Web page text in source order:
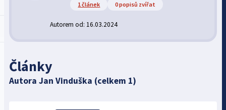
1 článek 0 popisů zvířat
Autorem od: 16.03.2024
Články
Autora Jan Vinduška (celkem 1)